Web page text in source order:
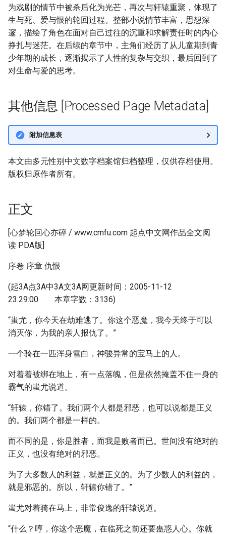
为戏剧的情节中被杀后化为光芒，再次与轩辕重聚，体现了
生与死、爱与恨的轮回过程。整部小说情节丰富，思想深
邃，描绘了角色在面对自己过往的沉重和求解责任时的内心
挣扎与迷茫。在后续的章节中，主角们经历了从儿童期到青
少年期的成长，逐渐揭示了人性的复杂与交织，最后回到了
对生命与爱的思考。
其他信息 [Processed Page Metadata]
附加信息表
本文由多元性别中文数字档案馆归档整理，仅供存档使用。
版权归原作者所有。
正文
[心梦轮回心亦碎 / www.cmfu.com 起点中文网作品全文阅
读 PDA版]
序卷 序章 仇恨
(起3A点3A中3A文3A网更新时间：2005-11-12
23:29:00 本章字数：3136)
“蚩尤，你今天在劫难逃了。你这个恶魔，我今天终于可以
消灭你，为我的亲人报仇了。”
一个骑在一匹浑身雪白，神骏异常的宝马上的人。
对着着被绑在地上，有一点落魄，但是依然掩盖不住一身的
霸气的蚩尤说道。
“轩辕，你错了。我们两个人都是邪恶，也可以说都是正义
的。我们两个都是一样的。
而不同的是，你是胜者，而我是败者而已。世间没有绝对的
正义，也没有绝对的邪恶。
为了大多数人的利益，就是正义的。为了少数人的利益的，
就是邪恶的。所以，轩辕你错了。”
蚩尤对着骑在马上，非常俊逸的轩辕说道。
“什么？哼，你这个恶魔，在临死之前还要蛊惑人心。你就